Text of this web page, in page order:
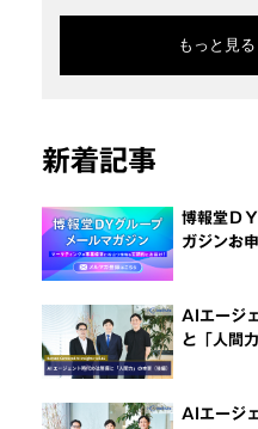
もっと見る
新着記事
博報堂Ｄ
ガジンお
AIエージ
と「人間
AIエージ